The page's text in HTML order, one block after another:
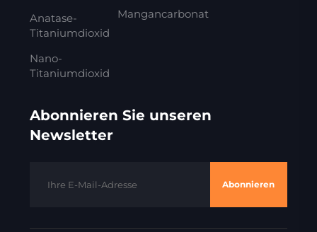
Anatase-
Titaniumdioxid
Nano-
Titaniumdioxid
Mangancarbonat
Abonnieren Sie unseren
Newsletter
Abonnieren